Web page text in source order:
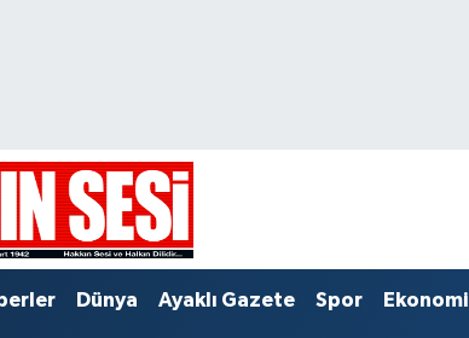
Dünya Ayaklı Gazete Spor Ekonomi